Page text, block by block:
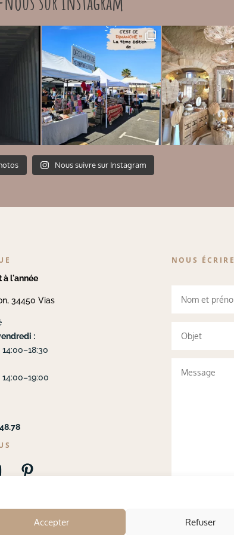
Accepter Refuser
Nous suivre sur Instagram
à l'année
34450 Vias
:
NOUS ÉCRIRE
Envoyer